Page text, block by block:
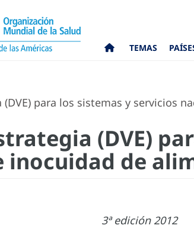
TEMAS
para los sistemas y servicios
(DVE)
inocuidad de
3ª edición 2012